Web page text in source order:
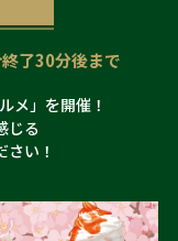
了30分後まで
メ」を開催！
じる
い！